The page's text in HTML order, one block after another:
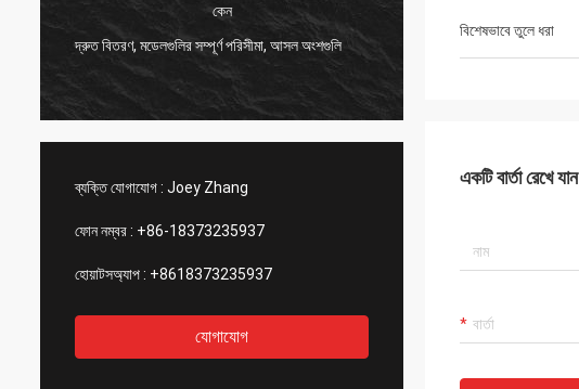
কেন
দ্রুত বিতরণ, মডেলগুলির সম্পূর্ণ পরিসীমা, আসল অংশগুলি
খুব ভাল কেনার অভিজ্ঞতা।
ব্যক্তি যোগাযোগ : Joey Zhang
ফোন নম্বর : +86-18373235937
হোয়াটসঅ্যাপ : +8618373235937
যোগাযোগ
বিশেষভাবে তুলে ধরা
একটি বার্তা রেখে যান